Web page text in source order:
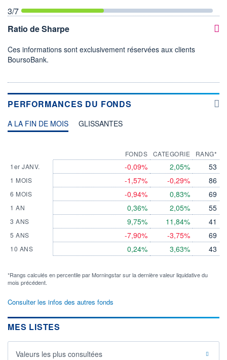
3/7
Ratio de Sharpe
Ces informations sont exclusivement réservées aux clients
BoursoBank.
PERFORMANCES DU FONDS
A LA FIN DE MOIS GLISSANTES
1er JANV.
1 MOIS
6 MOIS
1 AN
3 ANS
5 ANS
10 ANS
FONDS
-0,09%
-1,57%
-0,94%
0,36%
9,75%
-7,90%
0,24%
CATEGORIE
2,05%
-0,29%
0,83%
2,05%
11,84%
-3,75%
3,63%
RANG*
53
86
69
55
41
69
43
*Rangs calculés en percentile par Morningstar sur la dernière valeur liquidative du
mois précédent.
Consulter les infos des autres fonds
MES LISTES
Valeurs les plus consultées